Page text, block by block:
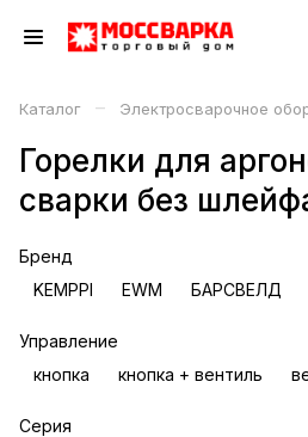
Каталог – Электросварочное
Горелки для
сварки без
Бренд
KEMPPI
EWM БАРСВЕЛД
Управление
кнопка
кнопка + вентиль
Серия